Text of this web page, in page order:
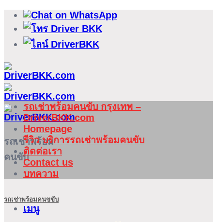
ข้าม
เนื้อหา
รถเช่าพร้อม
คนขับ
เมนู
รถเช่าพร้อมคนขับ กรุงเทพ –
DriverBKK.com
Homepage
รีวิว บริการรถเช่าพร้อมคนขับ
ติดต่อเรา
Contact us
บทความ
รถเช่าพร้อมคนขขับ